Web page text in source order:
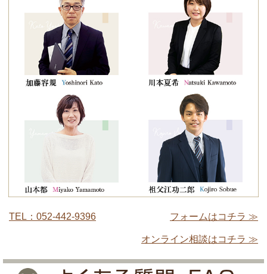
TEL：052-442-9396 フォームはコチラ ≫
オンライン相談はコチラ ≫